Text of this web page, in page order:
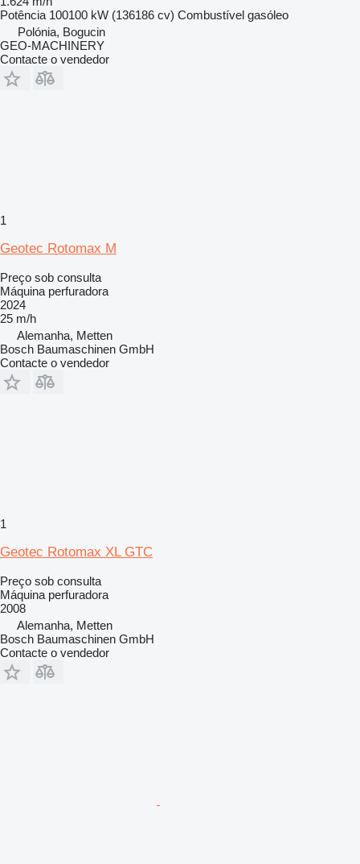
Potência 100100 kW (136186 cv) Combustível gasóleo
Polónia, Bogucin
GEO-MACHINERY
Contacte o vendedor
1
Geotec Rotomax M
Preço sob consulta
Máquina perfuradora
2024
25 m/h
Alemanha, Metten
Bosch Baumaschinen GmbH
Contacte o vendedor
1
Geotec Rotomax XL GTC
Preço sob consulta
Máquina perfuradora
2008
Alemanha, Metten
Bosch Baumaschinen GmbH
Contacte o vendedor